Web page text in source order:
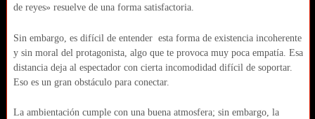
de reyes» resuelve de una forma satisfactoria.
Sin embargo, es difícil de entender esta forma de existencia incoherente
y sin moral del protagonista, algo que te provoca muy poca empatía. Esa
distancia deja al espectador con cierta incomodidad difícil de soportar.
Eso es un gran obstáculo para conectar.
La ambientación cumple con una buena atmosfera; sin embargo, la